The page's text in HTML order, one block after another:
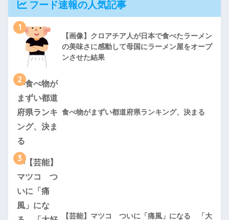
フード速報の人気記事
1
【画像】クロアチア人が日本で食べたラーメン
の美味さに感動して母国にラーメン屋をオープ
ンさせた結果
2
食べ物がまずい都道府県ランキング、決まる
3
【芸能】マツコ ついに「痛風」になる 「大